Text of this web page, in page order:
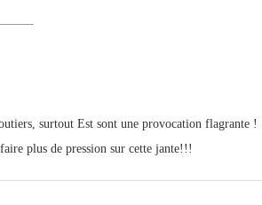
surtout Est sont une provocation flagrante !
plus de pression sur cette jante!!!